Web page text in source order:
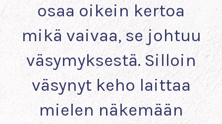
osaa oikein kertoa
mikä vaivaa, se johtuu
väsymyksestä. Silloin
väsynyt keho laittaa
mielen näkemään